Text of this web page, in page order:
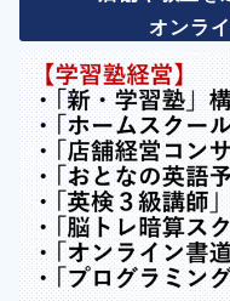
オンラ